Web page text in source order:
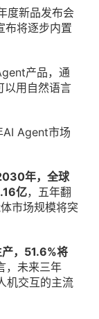
度新品发布会
布将逐步内置
产品，通
以用自然语言
AI Agent市场
年，全球
亿，五年翻
市场规模将突
，51.6%将
，未来三年
机交互的主流